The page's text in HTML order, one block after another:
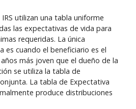
utilizan una tabla uniforme
las expectativas de vida para
requeridas. La única
es cuando el beneficiario es el
más joven que el dueño de la
se utiliza la tabla de
La tabla de Expectativa
produce distribuciones